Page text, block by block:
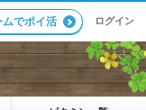
ムでポイ活 ログイン